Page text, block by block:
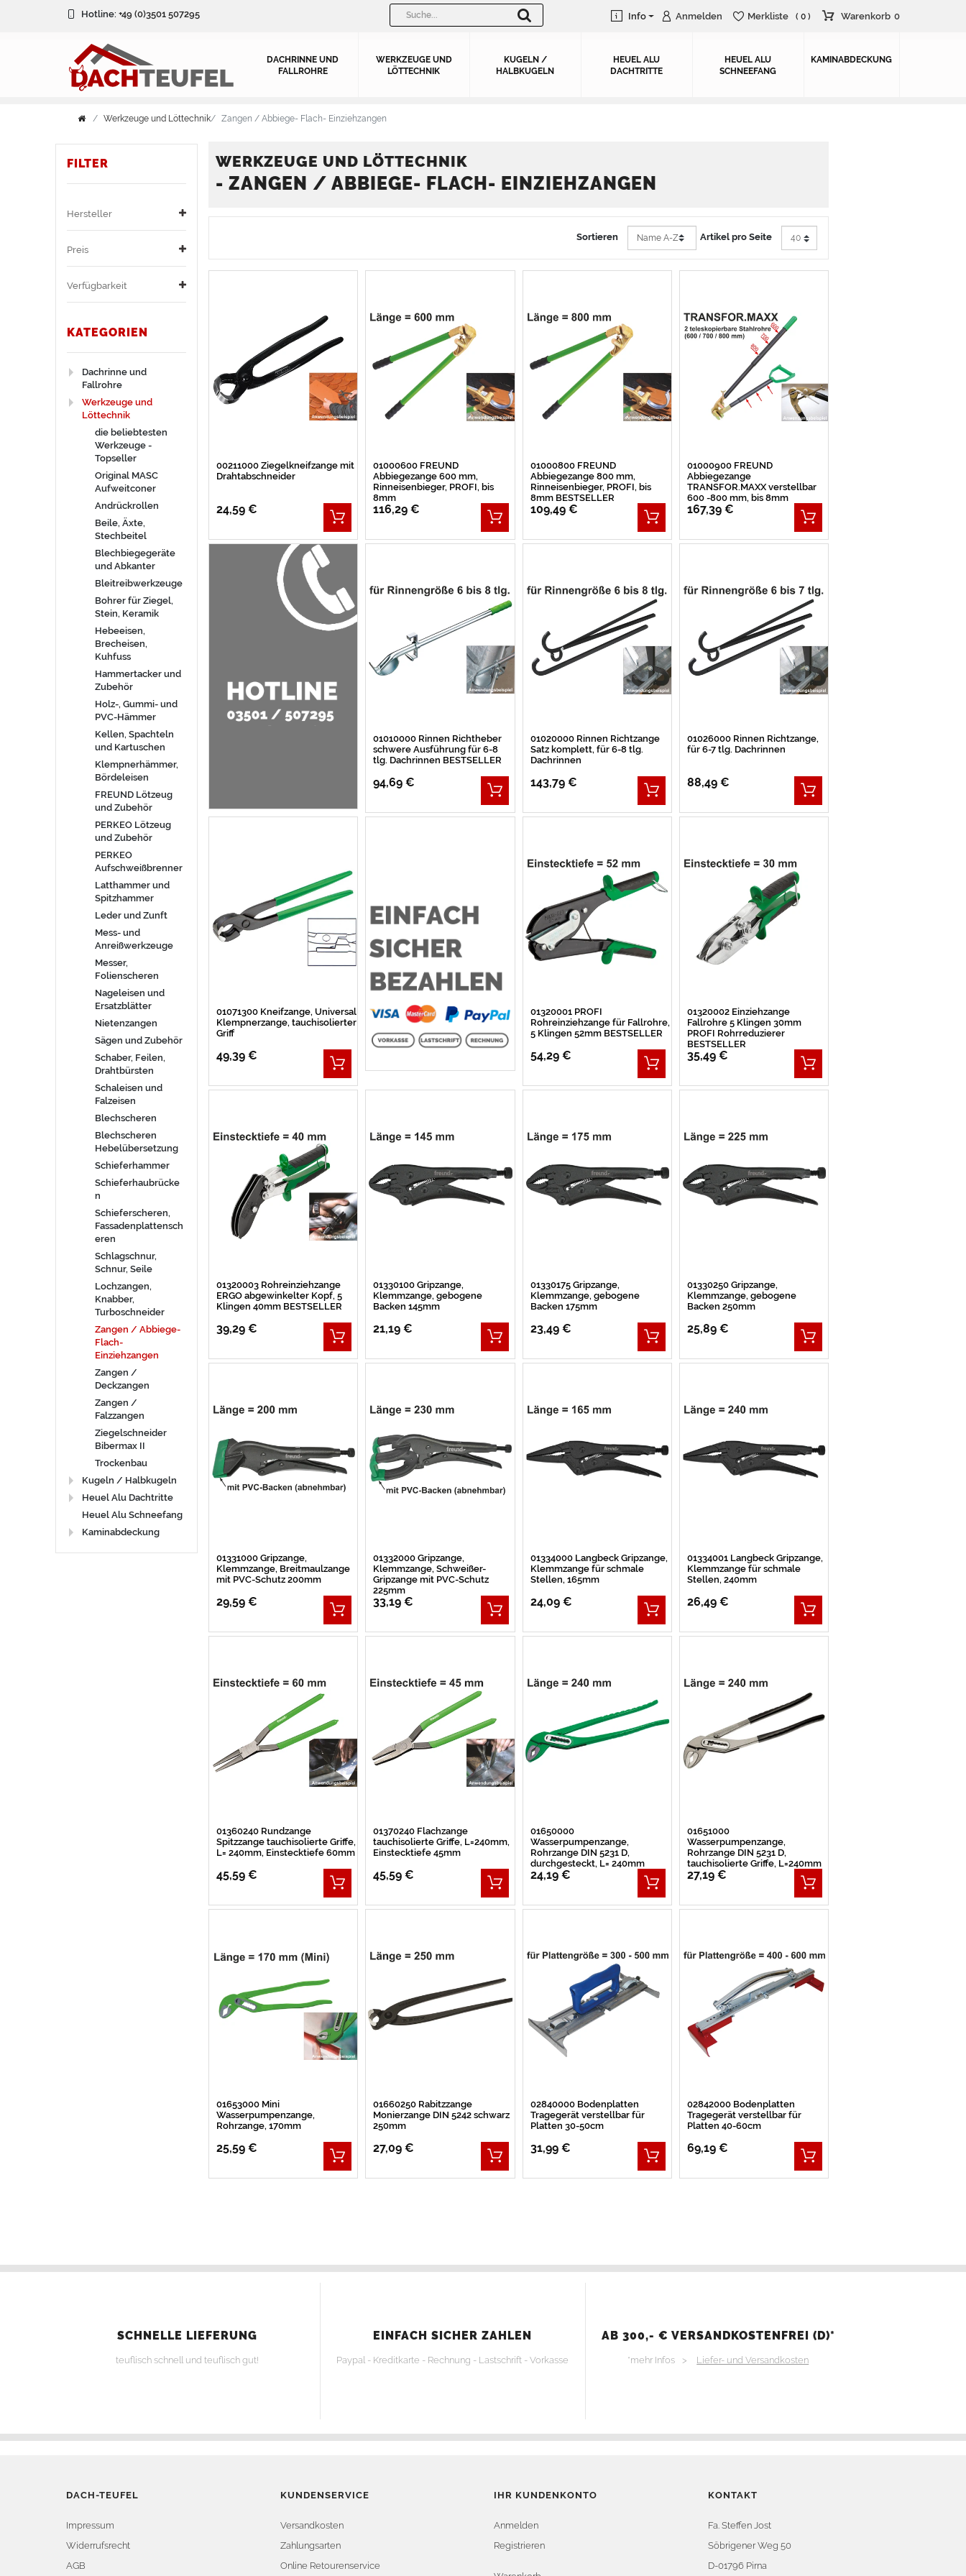
Hotline: +49 (0)3501 507295 Info Anmelden Merkliste ( 0 ) Warenkorb 0
DACHRINNE UND
FALLROHRE
WERKZEUGE UND
LÖTTECHNIK
KUGELN /
HALBKUGELN
HEUEL ALU
DACHTRITTE
HEUEL ALU
SCHNEEFANG
KAMINABDECKUNG
Werkzeuge und Löttechnik Zangen / Abbiege- Flach- Einziehzangen
FILTER
Hersteller
Preis
Verfügbarkeit
KATEGORIEN
Dachrinne und
Fallrohre
Werkzeuge und
Löttechnik
die beliebtesten
Werkzeuge -
Topseller
Original MASC
Aufweitconer
Andrückrollen
Beile, Äxte,
Stechbeitel
Blechbiegegeräte
und Abkanter
Bleitreibwerkzeuge
Bohrer für Ziegel,
Stein, Keramik
Hebeeisen,
Brecheisen,
Kuhfuss
Hammertacker und
Zubehör
Holz-, Gummi- und
PVC-Hämmer
Kellen, Spachteln
und Kartuschen
Klempnerhämmer,
Bördeleisen
FREUND Lötzeug
und Zubehör
PERKEO Lötzeug
und Zubehör
PERKEO
Aufschweißbrenner
Latthammer und
Spitzhammer
Leder und Zunft
Mess- und
Anreißwerkzeuge
Messer,
Folienscheren
Nageleisen und
Ersatzblätter
Nietenzangen
Sägen und Zubehör
Schaber, Feilen,
Drahtbürsten
Schaleisen und
Falzeisen
Blechscheren
Blechscheren
Hebelübersetzung
Schieferhammer
Schieferhaubrücke
n
Schieferscheren,
Fassadenplattensch
eren
Schlagschnur,
Schnur, Seile
Lochzangen,
Knabber,
Turboschneider
Zangen / Abbiege-
Flach-
Einziehzangen
Zangen /
Deckzangen
Zangen /
Falzzangen
Ziegelschneider
Bibermax II
Trockenbau
Kugeln / Halbkugeln
Heuel Alu Dachtritte
Heuel Alu Schneefang
Kaminabdeckung
WERKZEUGE UND LÖTTECHNIK
- ZANGEN / ABBIEGE- FLACH- EINZIEHZANGEN
Sortieren Artikel pro Seite
00211000 Ziegelkneifzange mit
Drahtabschneider
24,59 €
01000600 FREUND
Abbiegezange 600 mm,
Rinneisenbieger, PROFI, bis
8mm
116,29 €
01000800 FREUND
Abbiegezange 800 mm,
Rinneisenbieger, PROFI, bis
8mm BESTSELLER
109,49 €
01000900 FREUND
Abbiegezange
TRANSFOR.MAXX verstellbar
600 -800 mm, bis 8mm
167,39 €
01010000 Rinnen Richtheber
schwere Ausführung für 6-8
tlg. Dachrinnen BESTSELLER
94,69 €
01020000 Rinnen Richtzange
Satz komplett, für 6-8 tlg.
Dachrinnen
143,79 €
01026000 Rinnen Richtzange,
für 6-7 tlg. Dachrinnen
88,49 €
01071300 Kneifzange, Universal
Klempnerzange, tauchisolierter
Griff
49,39 €
01320001 PROFI
Rohreinziehzange für Fallrohre,
5 Klingen 52mm BESTSELLER
54,29 €
01320002 Einziehzange
Fallrohre 5 Klingen 30mm
PROFI Rohrreduzierer
BESTSELLER
35,49 €
01320003 Rohreinziehzange
ERGO abgewinkelter Kopf, 5
Klingen 40mm BESTSELLER
39,29 €
01330100 Gripzange,
Klemmzange, gebogene
Backen 145mm
21,19 €
01330175 Gripzange,
Klemmzange, gebogene
Backen 175mm
23,49 €
01330250 Gripzange,
Klemmzange, gebogene
Backen 250mm
25,89 €
01331000 Gripzange,
Klemmzange, Breitmaulzange
mit PVC-Schutz 200mm
29,59 €
01332000 Gripzange,
Klemmzange, Schweißer-
Gripzange mit PVC-Schutz
225mm
33,19 €
01334000 Langbeck Gripzange,
Klemmzange für schmale
Stellen, 165mm
24,09 €
01334001 Langbeck Gripzange,
Klemmzange für schmale
Stellen, 240mm
26,49 €
01360240 Rundzange
Spitzzange tauchisolierte Griffe,
L= 240mm, Einstecktiefe 60mm
45,59 €
01370240 Flachzange
tauchisolierte Griffe, L=240mm,
Einstecktiefe 45mm
45,59 €
01650000
Wasserpumpenzange,
Rohrzange DIN 5231 D,
durchgesteckt, L= 240mm
24,19 €
01651000
Wasserpumpenzange,
Rohrzange DIN 5231 D,
tauchisolierte Griffe, L=240mm
27,19 €
01653000 Mini
Wasserpumpenzange,
Rohrzange, 170mm
25,59 €
01660250 Rabitzzange
Monierzange DIN 5242 schwarz
250mm
27,09 €
02840000 Bodenplatten
Tragegerät verstellbar für
Platten 30-50cm
31,99 €
02842000 Bodenplatten
Tragegerät verstellbar für
Platten 40-60cm
69,19 €
SCHNELLE LIEFERUNG
teuflisch schnell und teuflisch gut!
EINFACH SICHER ZAHLEN
Paypal - Kreditkarte - Rechnung - Lastschrift - Vorkasse
AB 300,- € VERSANDKOSTENFREI (D)*
*mehr Infos > Liefer- und Versandkosten
DACH-TEUFEL
Impressum
Widerrufsrecht
AGB
KUNDENSERVICE
Versandkosten
Zahlungsarten
Online Retourenservice
IHR KUNDENKONTO
Anmelden
Registrieren
KONTAKT
Fa. Steffen Jost
Söbrigener Weg 50
D-01796 Pirna